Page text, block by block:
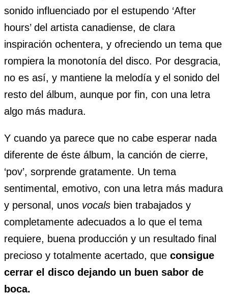
sonido influenciado por el estupendo ‘After
hours’ del artista canadiense, de clara
inspiración ochentera, y ofreciendo un tema que
rompiera la monotonía del disco. Por desgracia,
no es así, y mantiene la melodía y el sonido del
resto del álbum, aunque por fin, con una letra
algo más madura.
Y cuando ya parece que no cabe esperar nada
diferente de éste álbum, la canción de cierre,
‘pov’, sorprende gratamente. Un tema
sentimental, emotivo, con una letra más madura
y personal, unos vocals bien trabajados y
completamente adecuados a lo que el tema
requiere, buena producción y un resultado final
precioso y totalmente acertado, que consigue
cerrar el disco dejando un buen sabor de
boca.